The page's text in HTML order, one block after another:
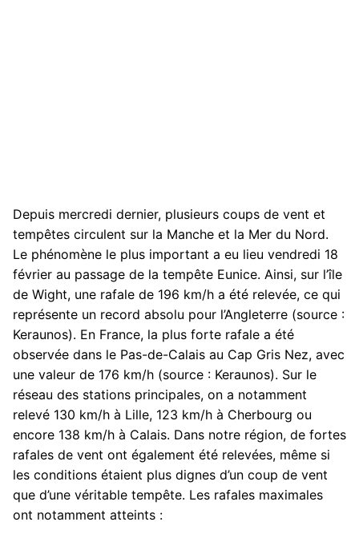
Depuis mercredi dernier, plusieurs coups de vent et
tempêtes circulent sur la Manche et la Mer du Nord.
Le phénomène le plus important a eu lieu vendredi 18
février au passage de la tempête Eunice. Ainsi, sur l’île
de Wight, une rafale de 196 km/h a été relevée, ce qui
représente un record absolu pour l’Angleterre (source :
Keraunos). En France, la plus forte rafale a été
observée dans le Pas-de-Calais au Cap Gris Nez, avec
une valeur de 176 km/h (source : Keraunos). Sur le
réseau des stations principales, on a notamment
relevé 130 km/h à Lille, 123 km/h à Cherbourg ou
encore 138 km/h à Calais. Dans notre région, de fortes
rafales de vent ont également été relevées, même si
les conditions étaient plus dignes d’un coup de vent
que d’une véritable tempête. Les rafales maximales
ont notamment atteints :